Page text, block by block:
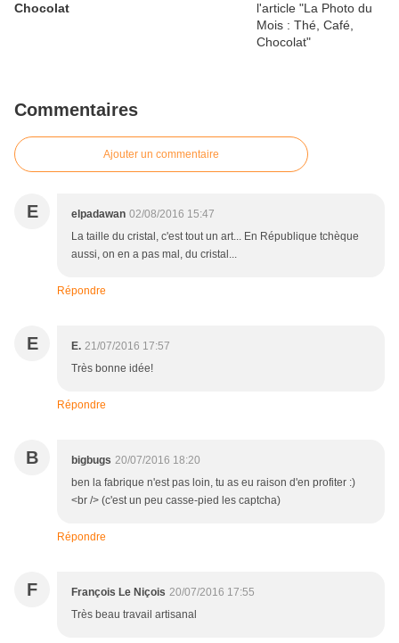
Chocolat
Commentaires
Ajouter un commentaire
E elpadawan 02/08/2016 15:47
La taille du cristal, c'est tout un art... En République tchèque
aussi, on en a pas mal, du cristal...
Répondre
E E. 21/07/2016 17:57
Très bonne idée!
Répondre
B bigbugs 20/07/2016 18:20
ben la fabrique n'est pas loin, tu as eu raison d'en profiter :)
<br /> (c'est un peu casse-pied les captcha)
Répondre
F François Le Niçois 20/07/2016 17:55
Très beau travail artisanal